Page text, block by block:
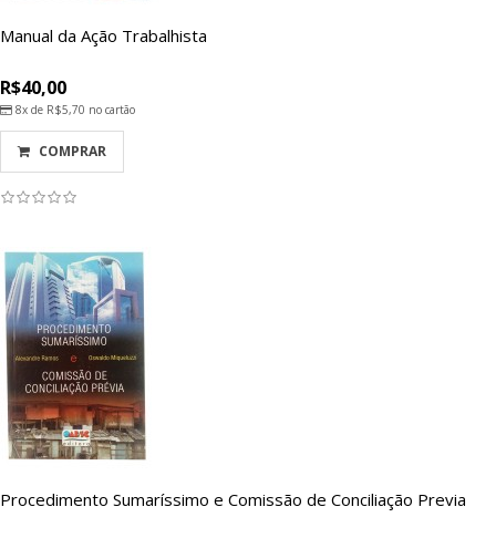
Manual da Ação Trabalhista
R$40,00
8x de R$5,70 no cartão
COMPRAR
Procedimento Sumaríssimo e Comissão de Conciliação Previa